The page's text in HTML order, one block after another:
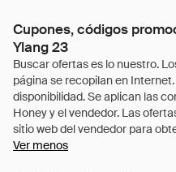
Cupones, códigos
Ylang 23
Ver menos